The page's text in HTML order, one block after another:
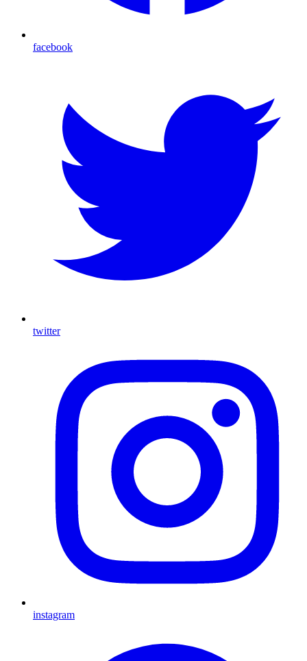
facebook
twitter
instagram